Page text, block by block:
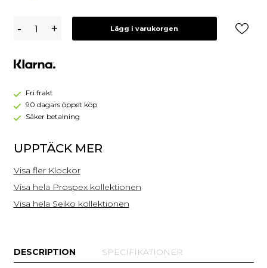
Prospex
Diver
40.5mm
the
Ocean
Special
SPB297J1
- + Lägg i varukorgen
Fri frakt
90 dagars öppet köp
Säker betalning
UPPTÄCK MER
Visa fler Klockor
Visa hela Prospex kollektionen
Visa hela Seiko kollektionen
DESCRIPTION SPECIFIKATIONER